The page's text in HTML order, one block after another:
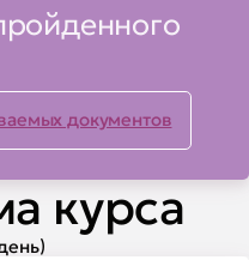
документов
курса